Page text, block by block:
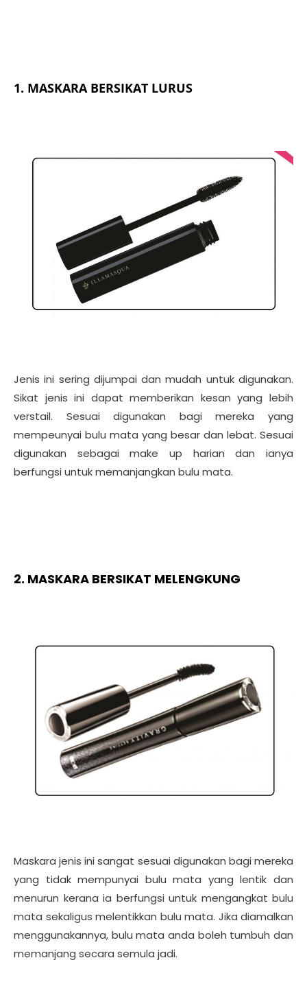
1. MASKARA BERSIKAT LURUS
Jenis ini sering dijumpai dan mudah untuk digunakan.
Sikat jenis ini dapat memberikan kesan yang lebih
verstail. Sesuai digunakan bagi mereka yang
mempeunyai bulu mata yang besar dan lebat. Sesuai
digunakan sebagai make up harian dan ianya
berfungsi untuk memanjangkan bulu mata.
2. MASKARA BERSIKAT MELENGKUNG
Maskara jenis ini sangat sesuai digunakan bagi mereka
yang tidak mempunyai bulu mata yang lentik dan
menurun kerana ia berfungsi untuk mengangkat bulu
mata sekaligus melentikkan bulu mata. Jika diamalkan
menggunakannya, bulu mata anda boleh tumbuh dan
memanjang secara semula jadi.